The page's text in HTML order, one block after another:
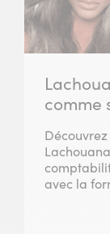
comme
avec la